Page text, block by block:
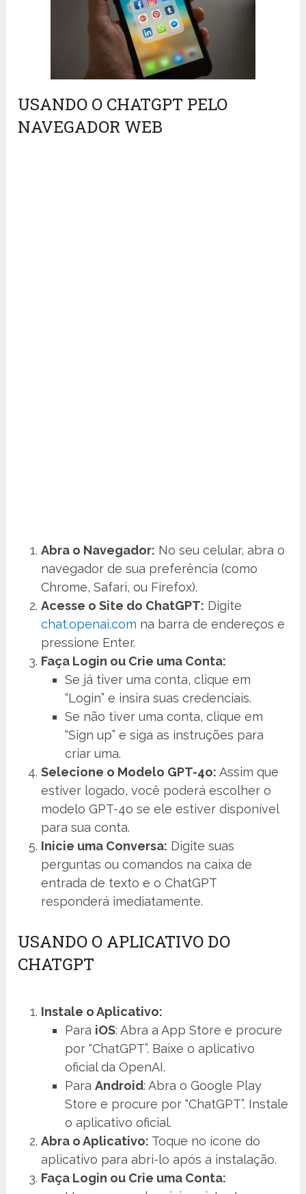
USANDO O CHATGPT PELO
NAVEGADOR WEB
Abra o Navegador: No seu celular, abra o
navegador de sua preferência (como
Chrome, Safari, ou Firefox).
Acesse o Site do ChatGPT: Digite
chat.openai.com na barra de endereços e
pressione Enter.
Faça Login ou Crie uma Conta:
Se já tiver uma conta, clique em
“Login” e insira suas credenciais.
Se não tiver uma conta, clique em
“Sign up” e siga as instruções para
criar uma.
Selecione o Modelo GPT-4o: Assim que
estiver logado, você poderá escolher o
modelo GPT-4o se ele estiver disponível
para sua conta.
Inicie uma Conversa: Digite suas
perguntas ou comandos na caixa de
entrada de texto e o ChatGPT
responderá imediatamente.
USANDO O APLICATIVO DO
CHATGPT
Instale o Aplicativo:
Para iOS: Abra a App Store e procure
por “ChatGPT”. Baixe o aplicativo
oficial da OpenAI.
Para Android: Abra o Google Play
Store e procure por “ChatGPT”. Instale
o aplicativo oficial.
Abra o Aplicativo: Toque no ícone do
aplicativo para abri-lo após a instalação.
Faça Login ou Crie uma Conta: